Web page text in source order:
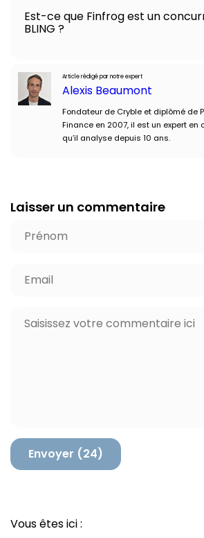
Est-ce que Finfrog est un
BLING ?
Article rédigé par notre expert
Alexis Beaumont
Fondateur de Cryble et diplômé de
Finance en 2007, il est un expert
qu’il analyse depuis 10 ans.
Laisser un commentaire
a
i
Vous êtes ici :